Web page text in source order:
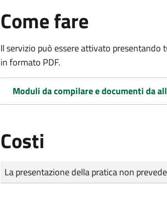
Come fare
Il servizio può essere attivato
in formato PDF.
Moduli da compilare e documenti da
Costi
Tipo di pagamento
Importo
La presentazione della pratica non